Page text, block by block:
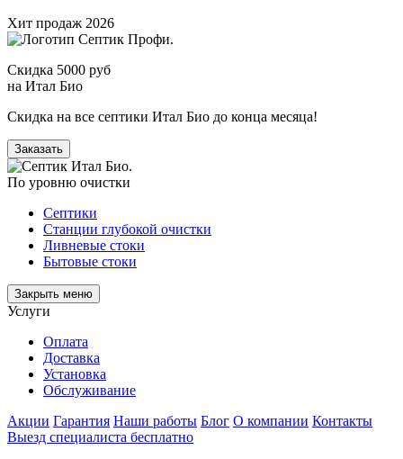
Хит продаж 2026
Скидка 5000 руб
на Итал Био
Скидка на все септики Итал Био до конца месяца!
Заказать
По уровню очистки
Септики
Станции глубокой очистки
Ливневые стоки
Бытовые стоки
Закрыть меню
Услуги
Оплата
Доставка
Установка
Обслуживание
Акции Гарантия Наши работы Блог О компании Контакты
Выезд специалиста бесплатно